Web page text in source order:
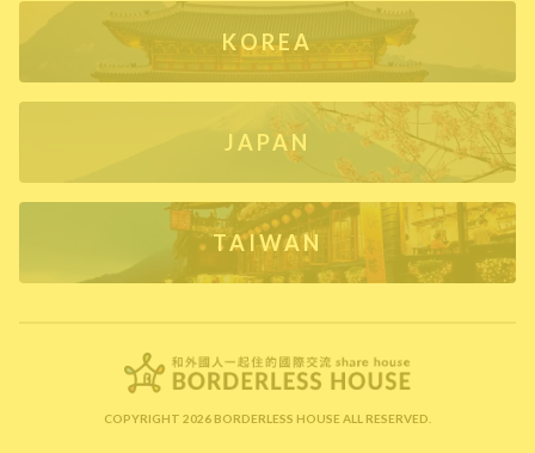
KOREA
JAPAN
TAIWAN
COPYRIGHT 2026 BORDERLESS HOUSE ALL RESERVED.